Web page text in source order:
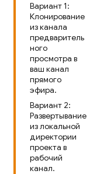
Вариант 1:
Клонирование
из канала
предваритель
ного
просмотра в
ваш канал
прямого
эфира.
Вариант 2:
Развертывание
из локальной
директории
проекта в
рабочий
канал.